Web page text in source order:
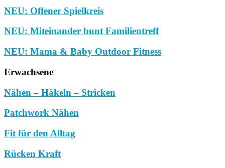
NEU: Offener Spielkreis
NEU: Miteinander bunt Familientreff
NEU: Mama & Baby Outdoor Fitness
Erwachsene
Nähen – Häkeln – Stricken
Patchwork Nähen
Fit für den Alltag
Rücken Kraft